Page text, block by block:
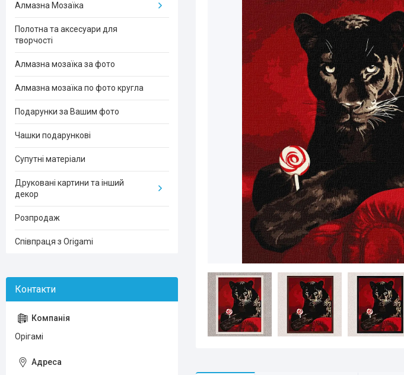
Алмазна Мозаїка
Полотна та аксесуари для
творчості
Алмазна мозаїка за фото
Алмазна мозаїка по фото кругла
Подарунки за Вашим фото
Чашки подарункові
Супутні матеріали
Друковані картини та інший
декор
Розпродаж
Співпраця з Origami
Орігамі